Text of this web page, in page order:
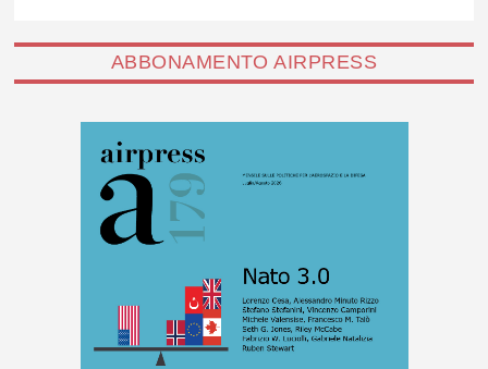
ABBONAMENTO AIRPRESS